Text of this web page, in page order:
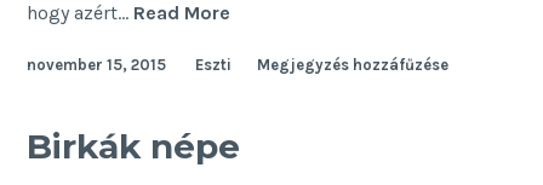
hogy azért… Read More
Facebook
unalom
november 15, 2015 Eszti Megjegyzés hozzáfűzése
Birkák népe